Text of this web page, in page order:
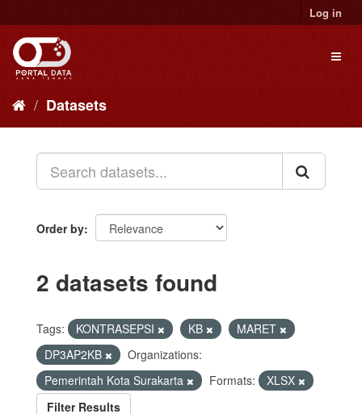
to
content
Log in
Datasets
Order by
2 datasets found
Tags: KONTRASEPSI KB
MARET
DP3AP2KB
Organizations:
Pemerintah Kota Surakarta
Formats:
XLSX
Filter Results